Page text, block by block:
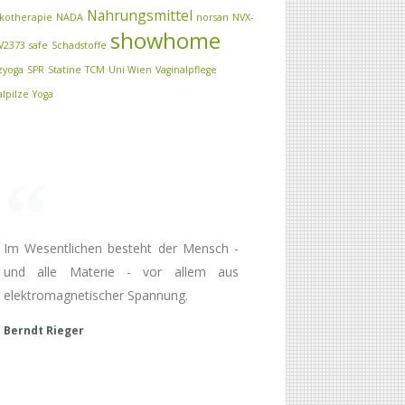
NADA Nahrungsmittel norsan NVX-
safe Schadstoffe showhome
SPR Statine TCM Uni Wien Vaginalpflege
Yoga
Im Wesentlichen besteht der Mensch -
und alle Materie - vor allem aus
elektromagnetischer Spannung.
Berndt Rieger